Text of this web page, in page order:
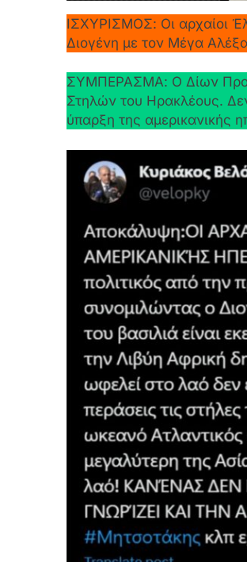
ΙΣΧΥΡΙΣΜΟΣ: Οι αρχαίοι
Διογένη με τον Μέγα
ΣΥΜΠΕΡΑΣΜΑ: Ο Δίων
Στηλών του Ηρακλέους.
ύπαρξη της αμερικανικής